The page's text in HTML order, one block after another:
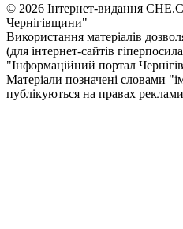
© 2026 Інтернет-видання
Чернiгiвщини"
Використання матеріалів
(для інтернет-сайтів
"Інформаційний портал
Матеріали позначені словами
публікуються на правах реклами